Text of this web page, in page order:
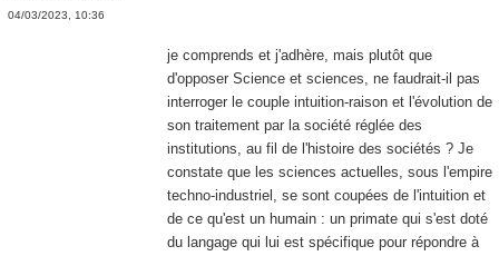
04/03/2023, 10:36
je comprends et j'adhère, mais plutôt que
d'opposer Science et sciences, ne faudrait-il pas
interroger le couple intuition-raison et l'évolution de
son traitement par la société réglée des
institutions, au fil de l'histoire des sociétés ? Je
constate que les sciences actuelles, sous l'empire
techno-industriel, se sont coupées de l'intuition et
de ce qu'est un humain : un primate qui s'est doté
du langage qui lui est spécifique pour répondre à